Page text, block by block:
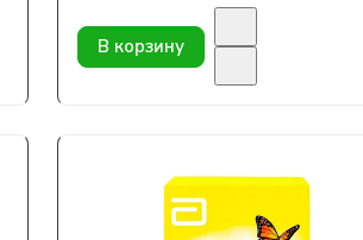
В корзину